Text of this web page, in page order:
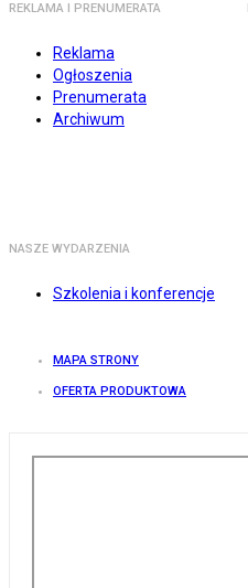
REKLAMA I PRENUMERATA
Reklama
Ogłoszenia
Prenumerata
Archiwum
NASZE WYDARZENIA
Szkolenia i konferencje
MAPA STRONY
OFERTA PRODUKTOWA